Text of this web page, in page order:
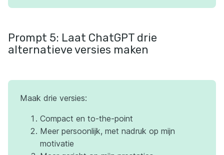
Prompt 5: Laat ChatGPT drie
alternatieve versies maken
Maak drie versies:
Compact en to-the-point
Meer persoonlijk, met nadruk op mijn
motivatie